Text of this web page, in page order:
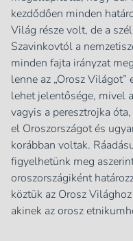
kezdődően minden
Világ része volt, de a
Szavinkovtól a
minden fajta irányzat
lenne az „Orosz
lehet jelentősége, mivel
vagyis a peresztrojka
el Oroszországot és
korábban voltak.
figyelhetünk meg
oroszországiként
köztük az Orosz
akinek az orosz